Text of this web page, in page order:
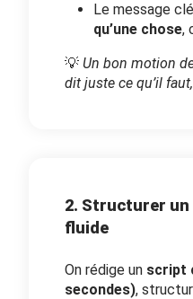
Le message
qu’une chose,
💡 Un bon motion
dit juste ce qu’il
2. Structurer
fluide
On rédige un script
secondes),